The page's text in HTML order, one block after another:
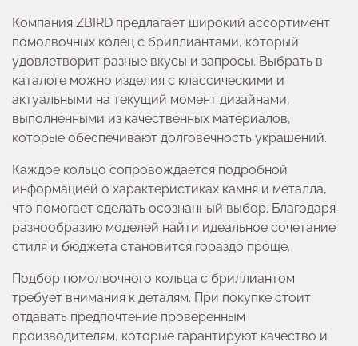
Компания ZBIRD предлагает широкий ассортимент
помолвочных колец с бриллиантами, который
удовлетворит разные вкусы и запросы. Выбрать в
каталоге можно изделия с классическими и
актуальными на текущий момент дизайнами,
выполненными из качественных материалов,
которые обеспечивают долговечность украшений.
Каждое кольцо сопровождается подробной
информацией о характеристиках камня и металла,
что помогает сделать осознанный выбор. Благодаря
разнообразию моделей найти идеальное сочетание
стиля и бюджета становится гораздо проще.
Подбор помолвочного кольца с бриллиантом
требует внимания к деталям. При покупке стоит
отдавать предпочтение проверенным
производителям, которые гарантируют качество и